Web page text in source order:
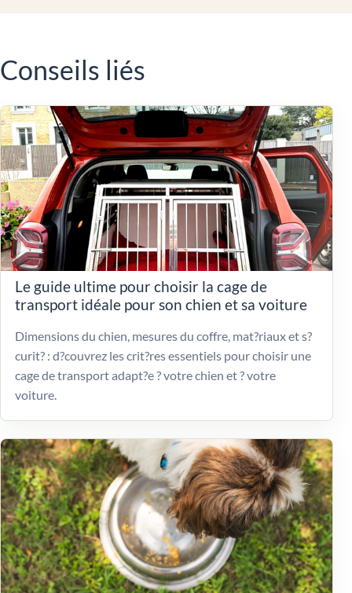
Conseils liés
Le guide ultime pour choisir la cage de
transport idéale pour son chien et sa voiture
Dimensions du chien, mesures du coffre, mat?riaux et s?
curit? : d?couvrez les crit?res essentiels pour choisir une
cage de transport adapt?e ? votre chien et ? votre
voiture.